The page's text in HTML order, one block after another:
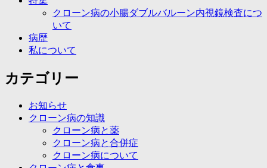
クローン病の小腸ダブルバルーン内視鏡検査につ
いて
病歴
私について
カテゴリー
お知らせ
クローン病の知識
クローン病と薬
クローン病と合併症
クローン病について